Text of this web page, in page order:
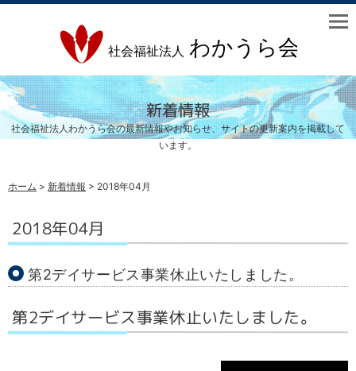
新着情報
社会福祉法人わかうら会の最新情報やお知らせ、サイトの更新案内を掲載して
います。
ホーム > 新着情報 > 2018年04月
2018年04月
第2デイサービス事業休止いたしました。
第2デイサービス事業休止いたしました。